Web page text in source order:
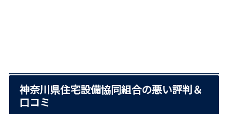
神奈川県住宅設備協同組合の悪い評判＆
口コミ